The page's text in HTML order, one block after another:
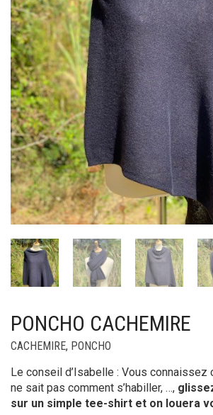
PONCHO CACHEMIRE
CACHEMIRE, PONCHO
Le conseil d’Isabelle : Vous connaissez
ne sait pas comment s’habiller, …,
sur un simple tee-shirt et on louera